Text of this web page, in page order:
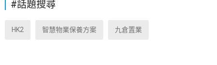
#話題搜尋
HK2 智慧物業保養方案 九倉置業